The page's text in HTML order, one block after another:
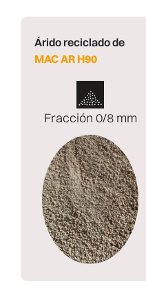
Árido reciclado de
MAC AR H90
Fracción 0/8 mm